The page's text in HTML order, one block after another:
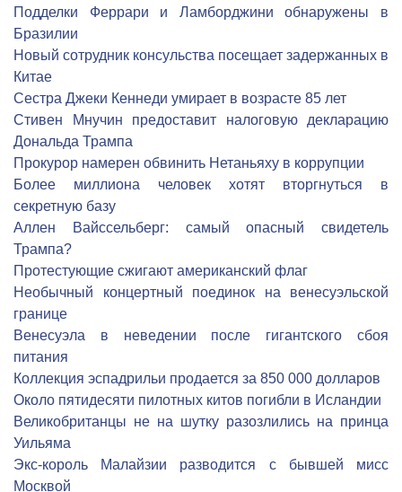
Подделки Феррари и Ламборджини обнаружены в
Бразилии
Новый сотрудник консульства посещает задержанных в
Китае
Сестра Джеки Кеннеди умирает в возрасте 85 лет
Стивен Мнучин предоставит налоговую декларацию
Дональда Трампа
Прокурор намерен обвинить Нетаньяху в коррупции
Более миллиона человек хотят вторгнуться в
секретную базу
Аллен Вайссельберг: самый опасный свидетель
Трампа?
Протестующие сжигают американский флаг
Необычный концертный поединок на венесуэльской
границе
Венесуэла в неведении после гигантского сбоя
питания
Коллекция эспадрильи продается за 850 000 долларов
Около пятидесяти пилотных китов погибли в Исландии
Великобританцы не на шутку разозлились на принца
Уильяма
Экс-король Малайзии разводится с бывшей мисс
Москвой